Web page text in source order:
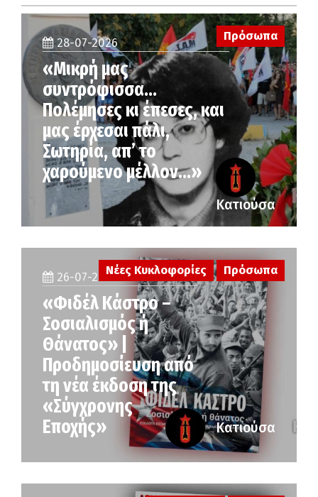
Πρόσωπα
28-07-2026
«Μικρή μας
συντρόφισσα…
Πολέμησες κι έπεσες, και
μας έρχεσαι πάλι,
Σωτηρία, απ’ το
χαρούμενο μέλλον…»
Κατιούσα
26-07-2026
«Φιδέλ Κάστρο –
Σοσιαλισμός ή
Θάνατος» |
Προδημοσίευση από
τη νέα έκδοση της
«Σύγχρονης
Εποχής»
Νέες Κυκλοφορίες Πρόσωπα
Κατιούσα